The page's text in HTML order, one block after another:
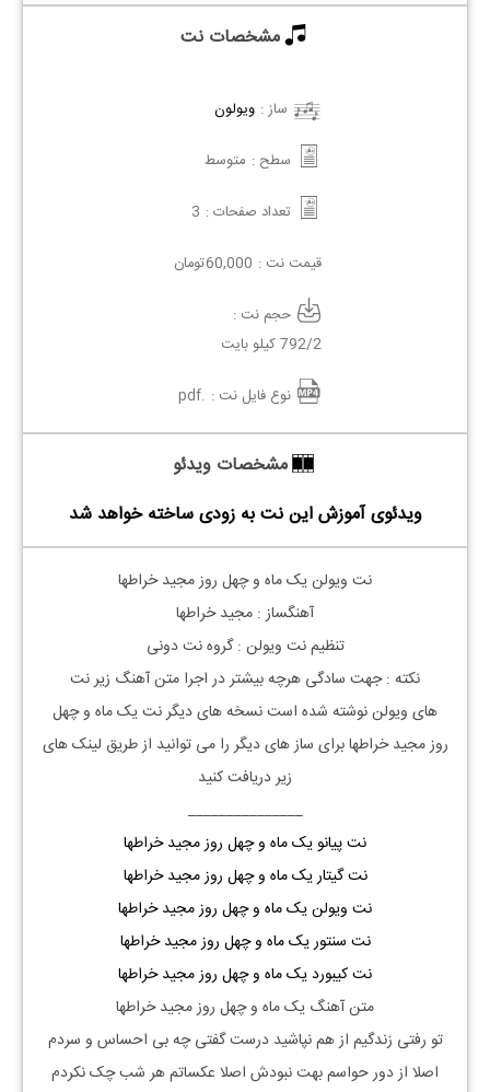
مشخصات نت
ساز : ویولون
سطح : متوسط
تعداد صفحات : 3
قیمت نت : 60,000تومان
حجم نت :
792/2 کیلو بایت
نوع فایل نت : .pdf
مشخصات ویدئو
ویدئوی آموزش این نت به زودی ساخته خواهد شد
نت ویولنیک ماه و چهل روز مجید خراطها
آهنگساز : مجید خراطها
تنظیم نت ویولن : گروه نت دونی
نکته : جهت سادگی هرچه بیشتر در اجرا متن آهنگ زیر نت
های ویولننوشته شده است نسخه های دیگر نتیک ماه و چهل
روزمجید خراطهابرای ساز های دیگر را می توانید از طریق لینک های
زیر دریافت کنید
_______________
نت پیانو یک ماه و چهل روز مجید خراطها
نت گیتار یک ماه و چهل روز مجید خراطها
نت ویولن یک ماه و چهل روز مجید خراطها
نت سنتور یک ماه و چهل روز مجید خراطها
نت کیبورد یک ماه و چهل روز مجید خراطها
متن آهنگ یک ماه و چهل روز مجید خراطها
تو رفتی زندگیم از هم نپاشید درست گفتی چه بی احساس و سردم
اصلا از دور حواسم بهت نبودش اصلا عکساتم هر شب چک نکردم